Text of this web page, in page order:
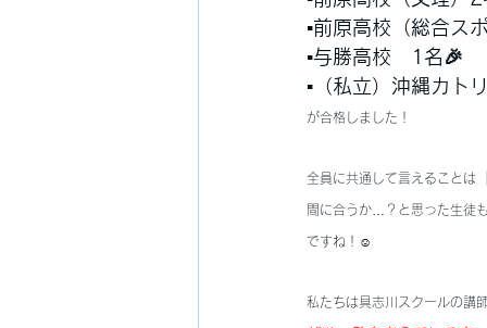
▪️前原高校（総合ス
▪️与勝高校　1名🎉
▪️（私立）沖縄カト
が合格しました！
全員に共通して言えることは
間に合うか…？と思った生徒
ですね！☺️
私たちは具志川スクールの講